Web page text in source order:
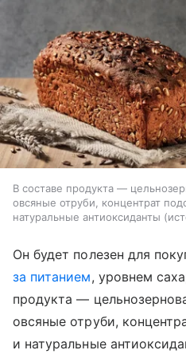
В составе продукта —
овсяные отруби, концентрат
натуральные антиоксиданты
Он будет полезен для
за питанием, уровнем
продукта —
овсяные отруби,
и натуральные